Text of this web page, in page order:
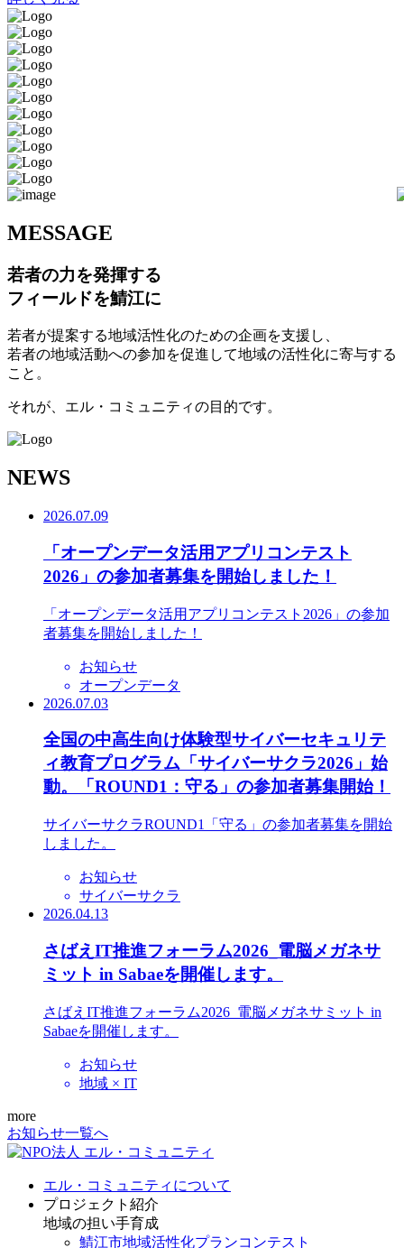
MESSAGE
若者の力を発揮する
フィールドを鯖江に
若者が提案する地域活性化のための企画を支援し、
若者の地域活動への参加を促進して地域の活性化に寄与する
こと。
それが、エル・コミュニティの目的です。
NEWS
2026.07.09
「オープンデータ活用アプリコンテスト
2026」の参加者募集を開始しました！
「オープンデータ活用アプリコンテスト2026」の参加
者募集を開始しました！
お知らせ
オープンデータ
2026.07.03
全国の中高生向け体験型サイバーセキュリテ
ィ教育プログラム「サイバーサクラ2026」始
動。「ROUND1：守る」の参加者募集開始！
サイバーサクラROUND1「守る」の参加者募集を開始
しました。
お知らせ
サイバーサクラ
2026.04.13
さばえIT推進フォーラム2026_電脳メガネサ
ミット in Sabaeを開催します。
さばえIT推進フォーラム2026_電脳メガネサミット in
Sabaeを開催します。
お知らせ
地域 × IT
more
お知らせ一覧へ
エル・コミュニティについて
プロジェクト紹介
地域の担い手育成
鯖江市地域活性化プランコンテスト